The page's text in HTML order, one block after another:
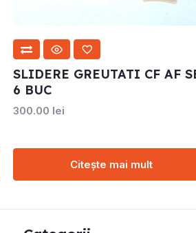
SLIDERE GREUTATI CF AF
6 BUC
300.00 lei
Citește mai mult